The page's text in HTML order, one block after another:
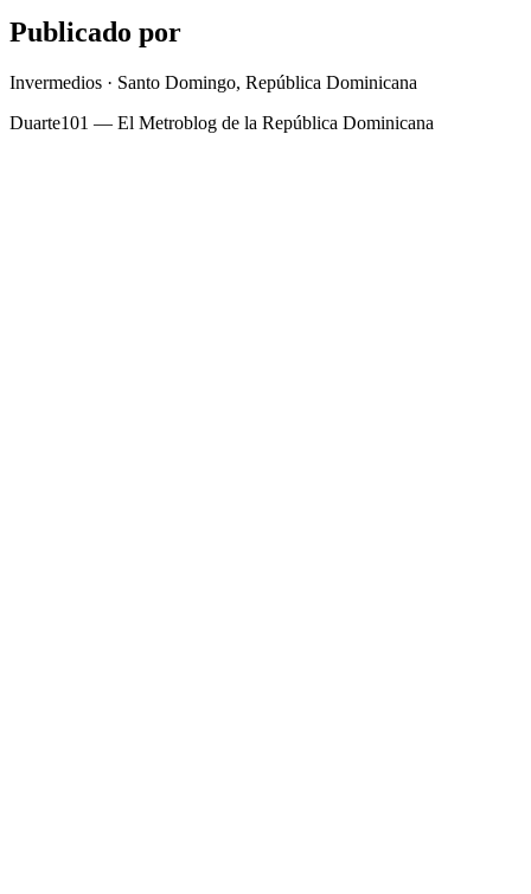
Publicado por
Invermedios · Santo Domingo, República Dominicana
Duarte101 — El Metroblog de la República Dominicana